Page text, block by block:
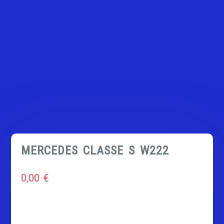
MERCEDES CLASSE S W222
0,00 €